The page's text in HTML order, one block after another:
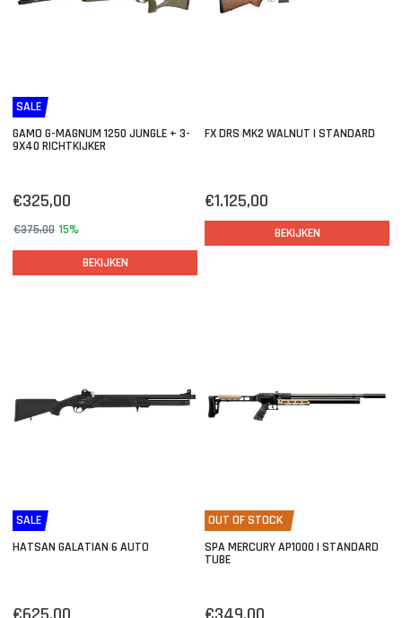
SALE
GAMO G-MAGNUM 1250 JUNGLE + 3-
9X40 RICHTKIJKER
€325,00
€375,00 15%
BEKIJKEN
FX DRS MK2 WALNUT | STANDARD
€1.125,00
BEKIJKEN
SALE
HATSAN GALATIAN 6 AUTO
OUT OF STOCK
SPA MERCURY AP1000 | STANDARD
TUBE